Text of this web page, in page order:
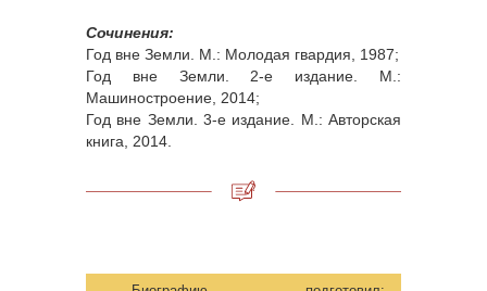
Сочинения:
Год вне Земли. М.: Молодая гвардия, 1987;
Год вне Земли. 2-е издание. М.:
Машиностроение, 2014;
Год вне Земли. 3-е издание. М.: Авторская
книга, 2014.